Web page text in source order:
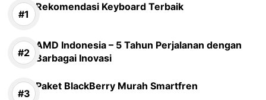
Rekomendasi Keyboard Terbaik
AMD Indonesia – 5 Tahun Perjalanan dengan
Barbagai Inovasi
Paket BlackBerry Murah Smartfren